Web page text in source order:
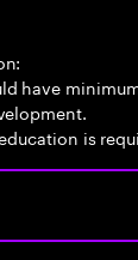
have
is